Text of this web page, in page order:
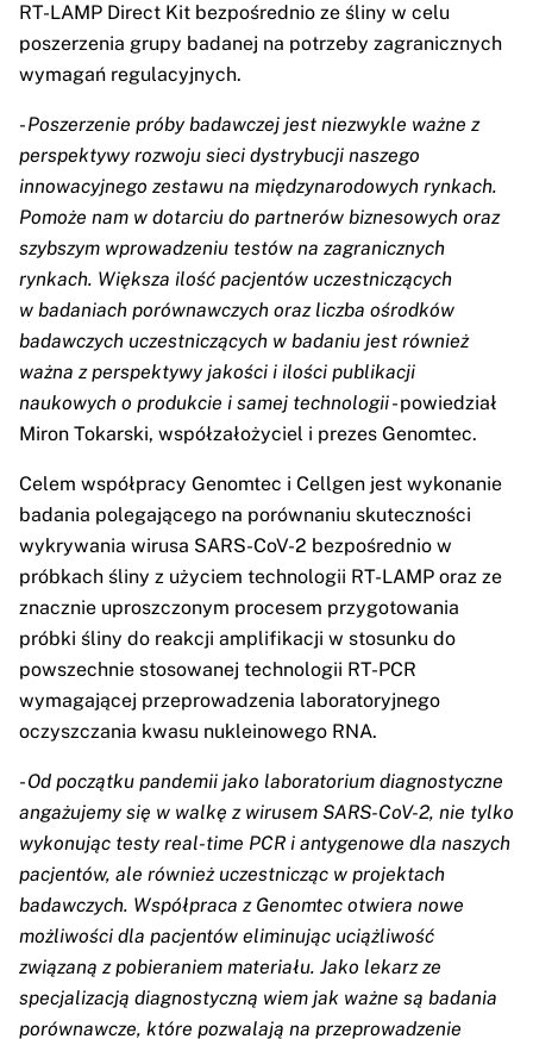
RT-LAMP Direct Kit bezpośrednio ze śliny w celu
poszerzenia grupy badanej na potrzeby zagranicznych
wymagań regulacyjnych.
-Poszerzenie próby badawczej jest niezwykle ważne z
perspektywy rozwoju sieci dystrybucji naszego
innowacyjnego zestawu na międzynarodowych rynkach.
Pomoże nam w dotarciu do partnerów biznesowych oraz
szybszym wprowadzeniu testów na zagranicznych
rynkach. Większa ilość pacjentów uczestniczących
w badaniach porównawczych oraz liczba ośrodków
badawczych uczestniczących w badaniu jest również
ważna z perspektywy jakości i ilości publikacji
naukowych o produkcie i samej technologii- powiedział
Miron Tokarski, współzałożyciel i prezes Genomtec.
Celem współpracy Genomtec i Cellgen jest wykonanie
badania polegającego na porównaniu skuteczności
wykrywania wirusa SARS-CoV-2 bezpośrednio w
próbkach śliny z użyciem technologii RT-LAMP oraz ze
znacznie uproszczonym procesem przygotowania
próbki śliny do reakcji amplifikacji w stosunku do
powszechnie stosowanej technologii RT-PCR
wymagającej przeprowadzenia laboratoryjnego
oczyszczania kwasu nukleinowego RNA.
-Od początku pandemii jako laboratorium diagnostyczne
angażujemy się w walkę z wirusem SARS-CoV-2, nie tylko
wykonując testy real-time PCR i antygenowe dla naszych
pacjentów, ale również uczestnicząc w projektach
badawczych. Współpraca z Genomtec otwiera nowe
możliwości dla pacjentów eliminując uciążliwość
związaną z pobieraniem materiału. Jako lekarz ze
specjalizacją diagnostyczną wiem jak ważne są badania
porównawcze, które pozwalają na przeprowadzenie